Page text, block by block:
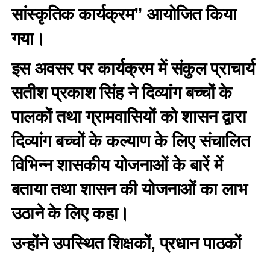
सांस्कृतिक कार्यक्रम” आयोजित किया
गया।
इस अवसर पर कार्यक्रम में संकुल प्राचार्य
सतीश प्रकाश सिंह ने दिव्यांग बच्चों के
पालकों तथा ग्रामवासियों को शासन द्वारा
दिव्यांग बच्चों के कल्याण के लिए संचालित
विभिन्न शासकीय योजनाओं के बारें में
बताया तथा शासन की योजनाओं का लाभ
उठाने के लिए कहा।
उन्होंने उपस्थित शिक्षकों, प्रधान पाठकों